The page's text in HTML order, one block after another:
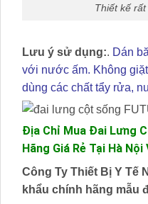
Thiết kế rất
Lưu ý sử dụng:. Dán
với nước ấm. Không
dùng các chất tẩy rửa,
Địa Chỉ Mua Đai Lưng
Hãng Giá Rẻ Tại Hà
Công Ty Thiết Bị Y Tế
khẩu chính hãng mẫu